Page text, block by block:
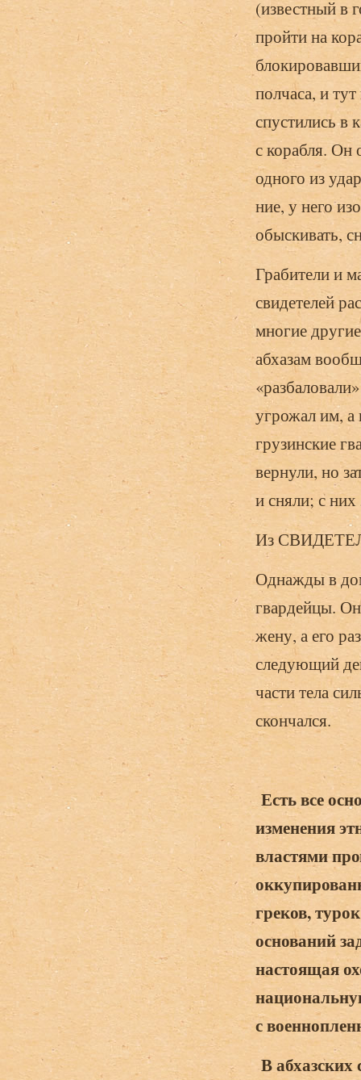
(извест­ный в
пройти на
полчаса, и
спустились в
с корабля. Он
одного из
ние, у него
обыскивать,
Грабители и
свидетелей
многие
абхазам
угрожал им, а
грузинские
вернули, но
и сняли; с
Из
Однажды в
гвардейцы.
жену, а его
следующий
части тела
скончался.
Есть все
изменения
властями
греков,
оснований
настоящая
с
В